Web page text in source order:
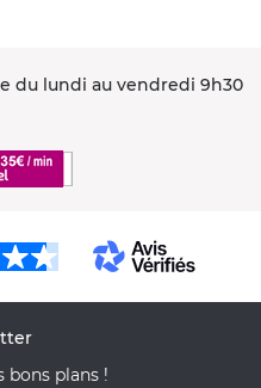
du lundi au vendredi 9h30
bons plans !